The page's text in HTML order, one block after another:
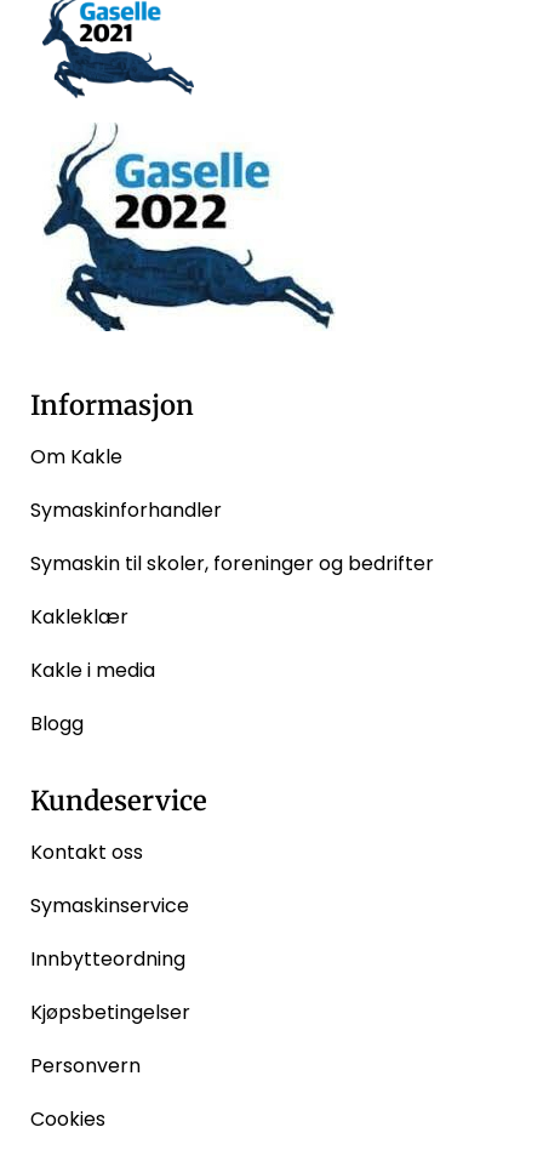
Informasjon
Om Kakle
Symaskinforhandler
Symaskin til skoler, foreninger og bedrifter
Kakleklær
Kakle i media
Blogg
Kundeservice
Kontakt oss
Symaskinservice
Innbytteordning
Kjøpsbetingelser
Personvern
Cookies